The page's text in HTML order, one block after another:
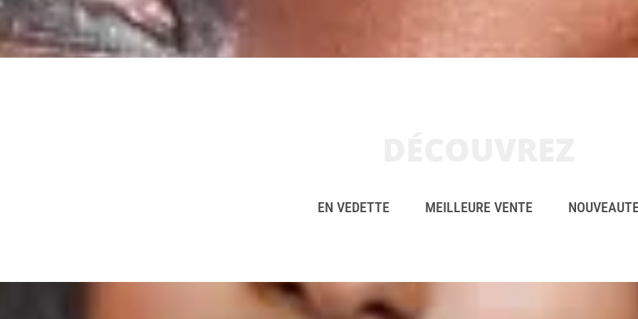
EN VEDETTE MEILLEURE VENTE